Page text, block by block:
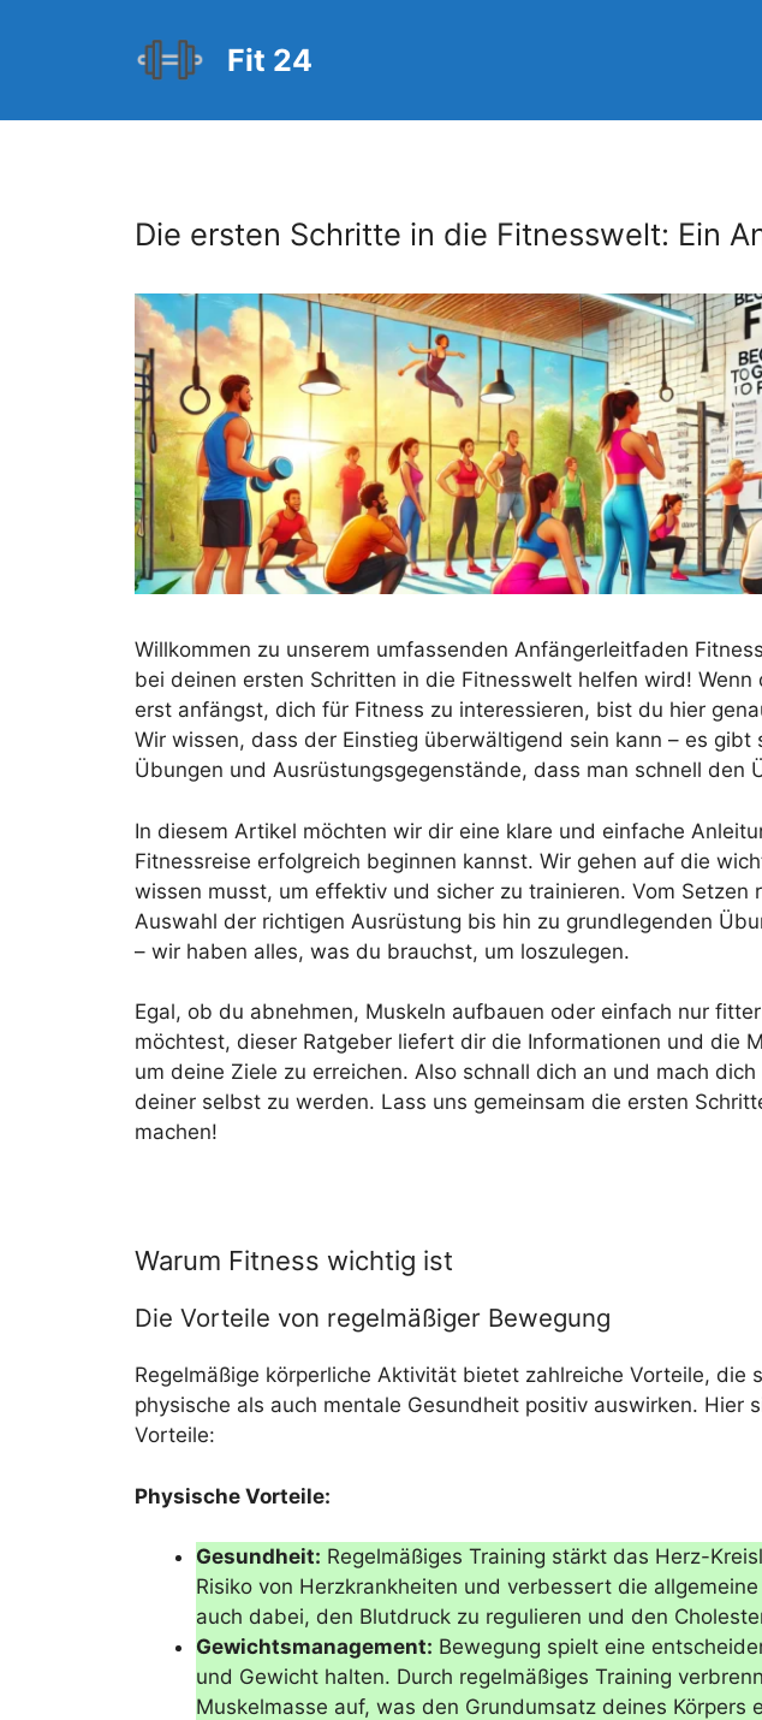
Fit 24
Die ersten Schritte in die Fitnesswelt: Ein
Willkommen zu unserem umfassenden Anfängerleitfaden
bei deinen ersten Schritten in die Fitnesswelt helfen wird! Wenn
erst anfängst, dich für Fitness zu interessieren, bist du hier
Wir wissen, dass der Einstieg überwältigend sein kann – es gibt
Übungen und Ausrüstungsgegenstände, dass man schnell den
In diesem Artikel möchten wir dir eine klare und einfache
Fitnessreise erfolgreich beginnen kannst. Wir gehen auf die
wissen musst, um effektiv und sicher zu trainieren. Vom Setzen
Auswahl der richtigen Ausrüstung bis hin zu grundlegenden
– wir haben alles, was du brauchst, um loszulegen.
Egal, ob du abnehmen, Muskeln aufbauen oder einfach nur
möchtest, dieser Ratgeber liefert dir die Informationen und die
um deine Ziele zu erreichen. Also schnall dich an und mach
deiner selbst zu werden. Lass uns gemeinsam die ersten
machen!
Warum Fitness wichtig ist
Die Vorteile von regelmäßiger Bewegung
Regelmäßige körperliche Aktivität bietet zahlreiche Vorteile, die
physische als auch mentale Gesundheit positiv auswirken. Hier
Vorteile:
Physische Vorteile:
Gesundheit: Regelmäßiges Training stärkt das Herz-
Risiko von Herzkrankheiten und verbessert die
auch dabei, den Blutdruck zu regulieren und den
Gewichtsmanagement: Bewegung spielt eine
und Gewicht halten. Durch regelmäßiges Training
Muskelmasse auf, was den Grundumsatz deines Körpers